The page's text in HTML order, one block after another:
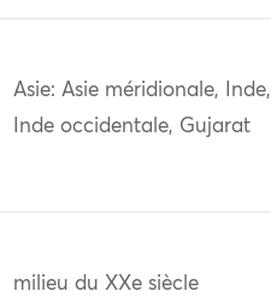
Asie: Asie méridionale, Inde,
Inde occidentale, Gujarat
milieu du XXe siècle